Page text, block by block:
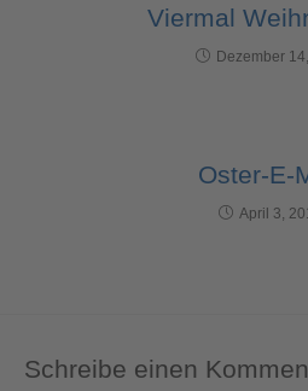
Viermal
Dezember
Oster-E-
April 3,
Schreibe einen